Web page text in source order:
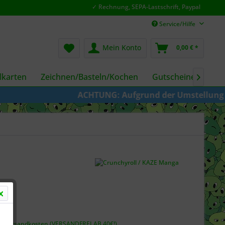
✓ Rechnung, SEPA-Lastschrift, Paypal
Service/Hilfe
Mein Konto 0,00 € *
Zeichnen/Basteln/Kochen Gutscheine 
ACHTUNG: Aufgrund der Umstellung